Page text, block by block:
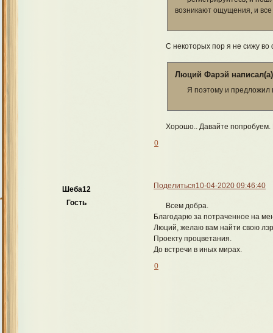
возникают ощущения, и все
С некоторых пор я не сижу во
Люций Фарэй
Я поэтому и предложил
Хорошо.. Давайте попробуем.
0
Поделиться10-04-2020 09:46:40
Шеба12
Гость
Всем добра.
Благодарю за потраченное на
Люций, желаю вам найти свою
Проекту процветания.
До встречи в иных мирах.
0